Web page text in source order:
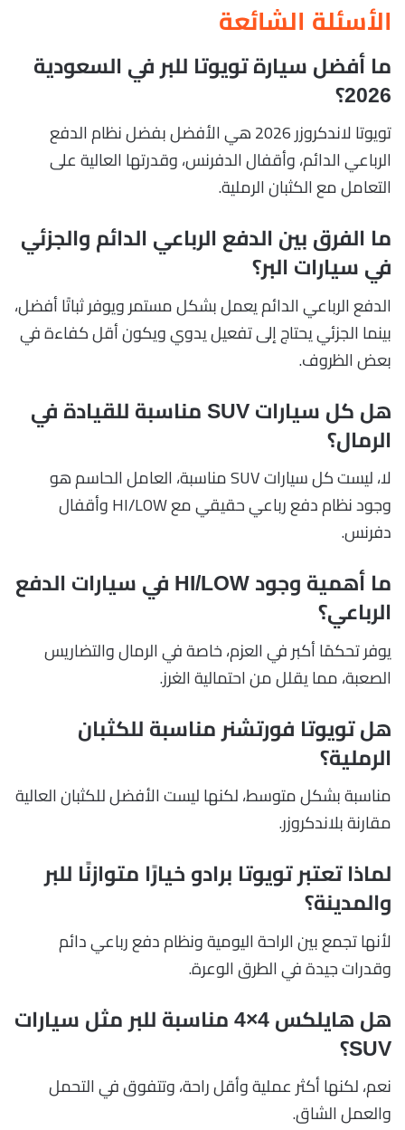
الأسئلة الشائعة
ما أفضل سيارة تويوتا للبر في السعودية
2026؟
تويوتا لاندكروزر 2026 هي الأفضل بفضل نظام الدفع
الرباعي الدائم، وأقفال الدفرنس، وقدرتها العالية على
التعامل مع الكثبان الرملية.
ما الفرق بين الدفع الرباعي الدائم والجزئي
في سيارات البر؟
الدفع الرباعي الدائم يعمل بشكل مستمر ويوفر ثباتًا أفضل،
بينما الجزئي يحتاج إلى تفعيل يدوي ويكون أقل كفاءة في
بعض الظروف.
هل كل سيارات SUV مناسبة للقيادة في
الرمال؟
لا، ليست كل سيارات SUV مناسبة، العامل الحاسم هو
وجود نظام دفع رباعي حقيقي مع HI/LOW وأقفال
دفرنس.
ما أهمية وجود HI/LOW في سيارات الدفع
الرباعي؟
يوفر تحكمًا أكبر في العزم، خاصة في الرمال والتضاريس
الصعبة، مما يقلل من احتمالية الغرز.
هل تويوتا فورتشنر مناسبة للكثبان
الرملية؟
مناسبة بشكل متوسط، لكنها ليست الأفضل للكثبان العالية
مقارنة بلاندكروزر.
لماذا تعتبر تويوتا برادو خيارًا متوازنًا للبر
والمدينة؟
لأنها تجمع بين الراحة اليومية ونظام دفع رباعي دائم
وقدرات جيدة في الطرق الوعرة.
هل هايلكس 4×4 مناسبة للبر مثل سيارات
SUV؟
نعم، لكنها أكثر عملية وأقل راحة، وتتفوق في التحمل
والعمل الشاق.